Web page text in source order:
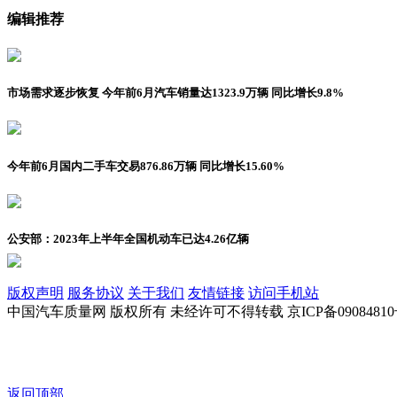
编辑推荐
市场需求逐步恢复 今年前6月汽车销量达1323.9万辆 同比增长9.8%
今年前6月国内二手车交易876.86万辆 同比增长15.60%
公安部：2023年上半年全国机动车已达4.26亿辆
版权声明 服务协议 关于我们 友情链接 访问手机站
中国汽车质量网 版权所有 未经许可不得转载 京ICP备09084810
返回顶部